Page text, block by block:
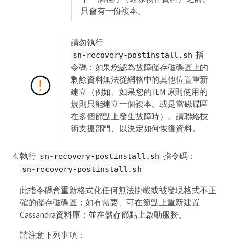
只會有一份複本。
請勿執行
sn-recovery-postinstall.sh 指
令碼：如果您認為故障儲存磁碟區上的
剩餘資料無法從網格中的其他位置重新
建立（例如、如果您的 ILM 原則使用的
規則只能建立一個複本、或是當磁碟區
在多個節點上發生故障時）。請聯絡技
術支援部門、以決定如何恢復資料。
執行 sn-recovery-postinstall.sh 指令碼：
sn-recovery-postinstall.sh
此指令碼會重新格式化任何無法掛載或被發現格式不正
確的儲存磁碟區；如有需要、可在節點上重新建置
Cassandra資料庫；並在儲存節點上啟動服務。
請注意下列事項：